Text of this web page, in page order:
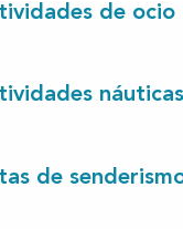
de ocio
náuticas
de